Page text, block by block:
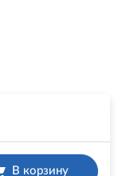
В корзину